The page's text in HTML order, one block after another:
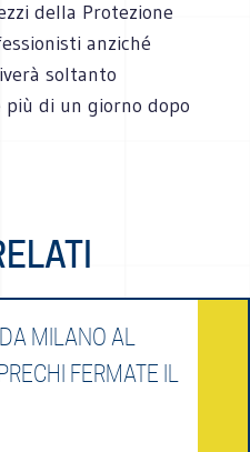
della Protezione
anziché
soltanto
più di un giorno dopo
MILANO AL
FERMATE IL